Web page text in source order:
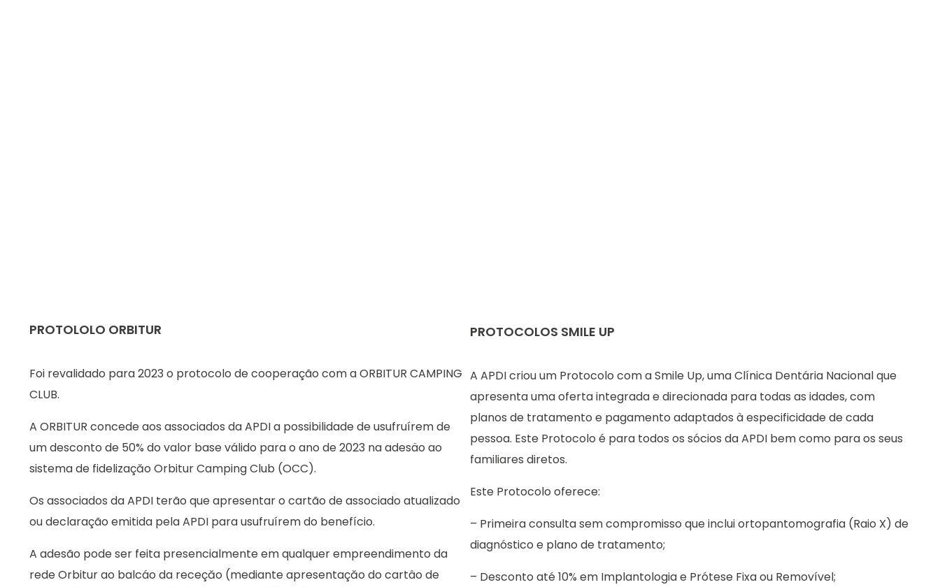
PROTOLOLO ORBITUR
Foi revalidado para 2023 o protocolo de cooperação com a ORBITUR CAMPING
CLUB.
A ORBITUR concede aos associados da APDI a possibilidade de usufruírem de
um desconto de 50% do valor base válido para o ano de 2023 na adesäo ao
sistema de fidelizaçăo Orbitur Camping Club (OCC).
Os associados da APDI terão que apresentar o cartão de associado atualizado
ou declaração emitida pela APDI para usufruírem do benefício.
A adesão pode ser feita presencialmente em qualquer empreendimento da
rede Orbitur ao balcáo da receçăo (mediante apresentaçăo do cartâo de
PROTOCOLOS SMILE UP
A APDI criou um Protocolo com a Smile Up, uma Clínica Dentária Nacional que
apresenta uma oferta integrada e direcionada para todas as idades, com
planos de tratamento e pagamento adaptados à especificidade de cada
pessoa. Este Protocolo é para todos os sócios da APDI bem como para os seus
familiares diretos.
Este Protocolo oferece:
– Primeira consulta sem compromisso que inclui ortopantomografia (Raio X) de
diagnóstico e plano de tratamento;
– Desconto até 10% em Implantologia e Prótese Fixa ou Removível;